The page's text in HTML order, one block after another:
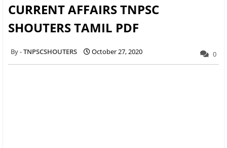
CURRENT AFFAIRS TNPSC
SHOUTERS TAMIL PDF
TNPSCSHOUTERS October 27, 2020 0